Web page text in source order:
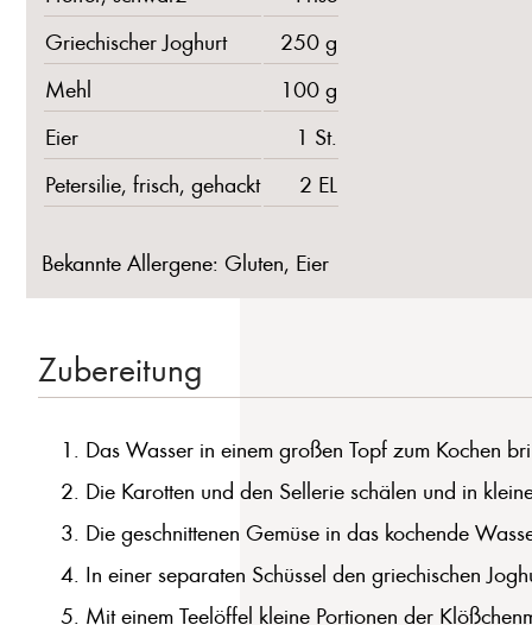
Griechischer Joghurt
250 g
Mehl
100 g
Eier
1 St.
Petersilie, frisch, gehackt
2 EL
Bekannte Allergene: Gluten, Eier
Zubereitung
Das Wasser in einem großen Topf zum Kochen
Die Karotten und den Sellerie schälen und in
Die geschnittenen Gemüse in das kochende
In einer separaten Schüssel den griechischen
Mit einem Teelöffel kleine Portionen der